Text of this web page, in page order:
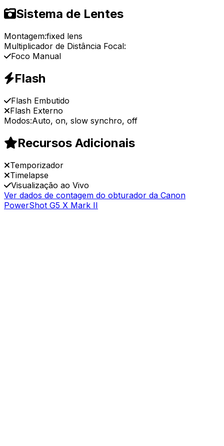
Sistema de Lentes
Montagem:fixed lens
Multiplicador de Distância Focal:
Foco Manual
Flash
Flash Embutido
Flash Externo
Modos:Auto, on, slow synchro, off
Recursos Adicionais
Temporizador
Timelapse
Visualização ao Vivo
Ver dados de contagem do obturador da Canon
PowerShot G5 X Mark II